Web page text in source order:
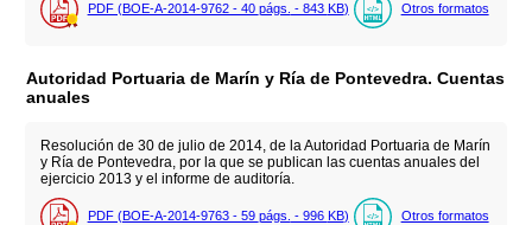
PDF (BOE-A-2014-9762 - 40 págs. - 843 KB) Otros formatos
Autoridad Portuaria de Marín y Ría de Pontevedra. Cuentas
anuales
Resolución de 30 de julio de 2014, de la Autoridad Portuaria de Marín
y Ría de Pontevedra, por la que se publican las cuentas anuales del
ejercicio 2013 y el informe de auditoría.
PDF (BOE-A-2014-9763 - 59 págs. - 996 KB) Otros formatos